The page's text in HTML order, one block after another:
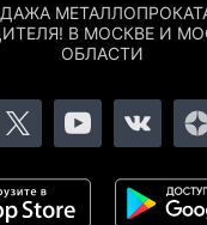
В МОСКВЕ И
ОБЛАСТИ